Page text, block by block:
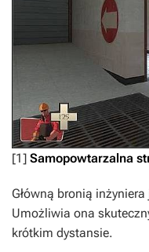
[1] Samopowtarzalna
Główną bronią
Umożliwia ona
krótkim dystansie.